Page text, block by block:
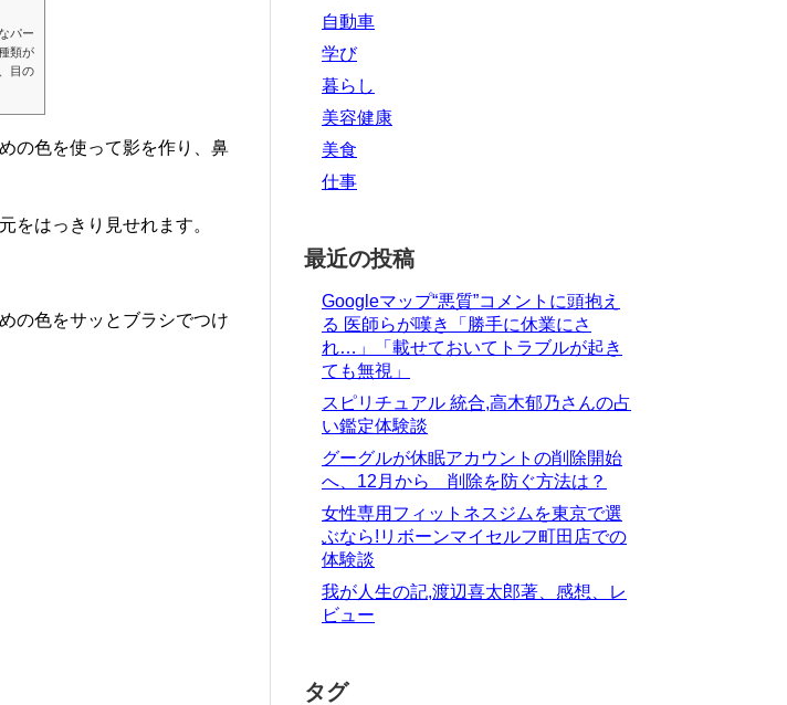
パー
類が
目の
の色を使って影を作り、鼻
をはっきり見せれます。
の色をサッとブラシでつけ
自動車
学び
暮らし
美容健康
美食
仕事
最近の投稿
Googleマップ“悪質”コメントに頭抱え
る 医師らが嘆き「勝手に休業にさ
れ…」「載せておいてトラブルが起き
ても無視」
スピリチュアル 統合,高木郁乃さんの占
い鑑定体験談
グーグルが休眠アカウントの削除開始
へ、12月から 削除を防ぐ方法は？
女性専用フィットネスジムを東京で選
ぶなら!リボーンマイセルフ町田店での
体験談
我が人生の記,渡辺喜太郎著、感想、レ
ビュー
タグ